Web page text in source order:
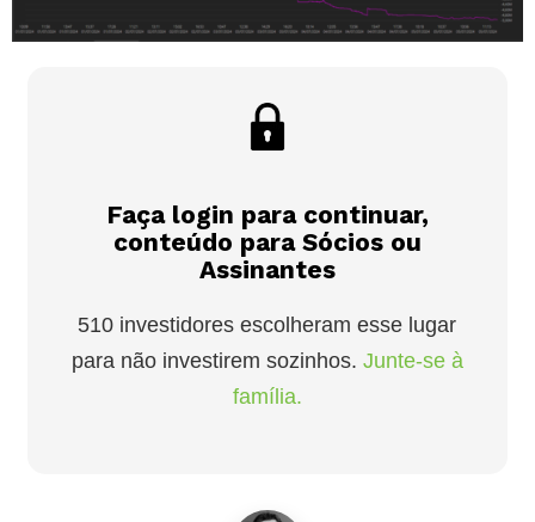
Faça login para continuar,
conteúdo para Sócios ou
Assinantes
510 investidores escolheram esse lugar
para não investirem sozinhos. Junte-se à
família.